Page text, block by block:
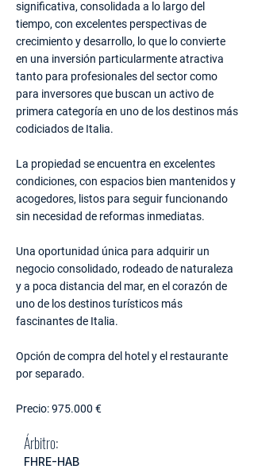
significativa, consolidada a lo largo del
tiempo, con excelentes perspectivas de
crecimiento y desarrollo, lo que lo convierte
en una inversión particularmente atractiva
tanto para profesionales del sector como
para inversores que buscan un activo de
primera categoría en uno de los destinos más
codiciados de Italia.
La propiedad se encuentra en excelentes
condiciones, con espacios bien mantenidos y
acogedores, listos para seguir funcionando
sin necesidad de reformas inmediatas.
Una oportunidad única para adquirir un
negocio consolidado, rodeado de naturaleza
y a poca distancia del mar, en el corazón de
uno de los destinos turísticos más
fascinantes de Italia.
Opción de compra del hotel y el restaurante
por separado.
Precio: 975.000 €
Árbitro:
FHRE-HAB